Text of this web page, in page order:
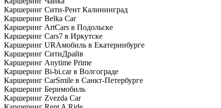
Каршеринг Сити-Рент Калининград
Каршеринг Belka Car
Каршеринг ArtCars в Подольске
Каршеринг Cars7 в Иркутске
Каршеринг URAмобиль в Екатеринбурге
Каршеринг СитиДрайв
Каршеринг Anytime Prime
Каршеринг Bi-bi.car в Волгограде
Каршеринг CarSmile в Санкт-Петербурге
Каршеринг Беримобиль
Каршеринг Zvezda Car